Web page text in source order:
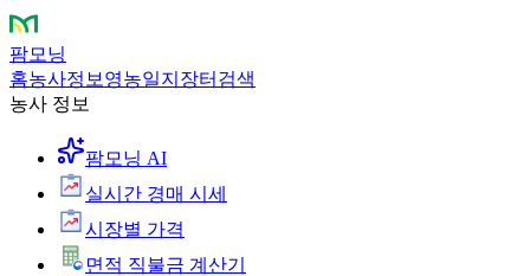
팜모닝
홈농사정보 영농일지 장터 검색
농사 정보
팜모닝 AI
실시간 경매 시세
시장별 가격
면적 직불금 계산기